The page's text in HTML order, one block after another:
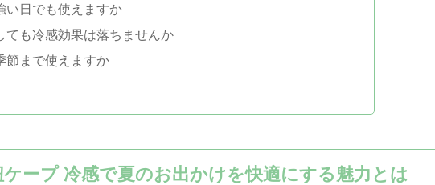
い日でも使えますか
ても冷感効果は落ちませんか
節まで使えますか
ープ 冷感で夏のお出かけを快適にする魅力とは